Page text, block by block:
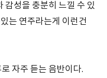
감성을 충분히 느낄 수 있
는 연주라는게 이런건
자주 듣는 음반이다.